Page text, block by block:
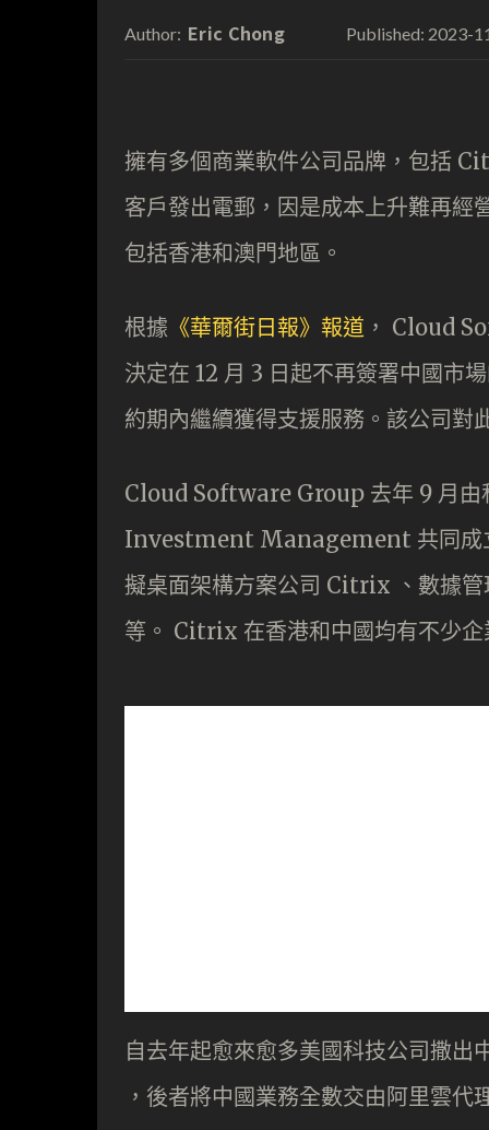
Author: Eric Chong Published: 2023-
擁有多個商業軟件公司品牌，包括
客戶發出電郵，因是成本上升難再經
包括香港和澳門地區。
根據 《華爾街日報》報道 ， Cloud
決定在 12 月 3 日起不再簽署中國市
約期內繼續獲得支援服務。該公司對
Cloud Software Group 去年 9 月
Investment Management ​​共同成
擬桌面架構方案公司 Citrix 、數據
等。 Citrix 在香港和中國均有不少
自去年起愈來愈多美國科技公司撒出
，後者將中國業務全數交由阿里雲代